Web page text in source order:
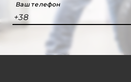
Ваш телефон
+38